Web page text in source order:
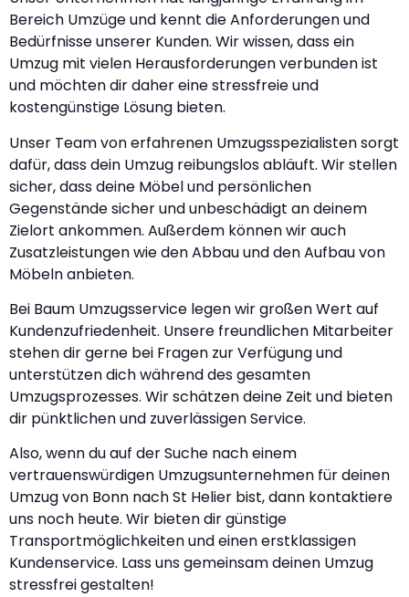
Bereich Umzüge und kennt die Anforderungen und
Bedürfnisse unserer Kunden. Wir wissen, dass ein
Umzug mit vielen Herausforderungen verbunden ist
und möchten dir daher eine stressfreie und
kostengünstige Lösung bieten.
Unser Team von erfahrenen Umzugsspezialisten sorgt
dafür, dass dein Umzug reibungslos abläuft. Wir stellen
sicher, dass deine Möbel und persönlichen
Gegenstände sicher und unbeschädigt an deinem
Zielort ankommen. Außerdem können wir auch
Zusatzleistungen wie den Abbau und den Aufbau von
Möbeln anbieten.
Bei Baum Umzugsservice legen wir großen Wert auf
Kundenzufriedenheit. Unsere freundlichen Mitarbeiter
stehen dir gerne bei Fragen zur Verfügung und
unterstützen dich während des gesamten
Umzugsprozesses. Wir schätzen deine Zeit und bieten
dir pünktlichen und zuverlässigen Service.
Also, wenn du auf der Suche nach einem
vertrauenswürdigen Umzugsunternehmen für deinen
Umzug von Bonn nach St Helier bist, dann kontaktiere
uns noch heute. Wir bieten dir günstige
Transportmöglichkeiten und einen erstklassigen
Kundenservice. Lass uns gemeinsam deinen Umzug
stressfrei gestalten!